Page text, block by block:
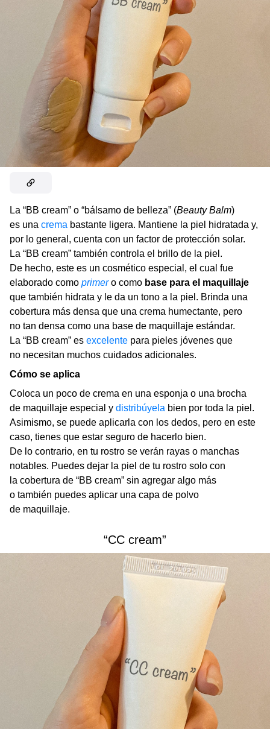
La “BB cream” o “bálsamo de belleza” (Beauty Balm)
es una crema bastante ligera. Mantiene la piel hidratada y,
por lo general, cuenta con un factor de protección solar.
La “BB cream” también controla el brillo de la piel.
De hecho, este es un cosmético especial, el cual fue
elaborado como primero como base para el maquillaje
que también hidrata y le da un tono a la piel. Brinda una
cobertura más densa que una crema humectante, pero
no tan densa como una base de maquillaje estándar.
La “BB cream” es excelente para pieles jóvenes que
no necesitan muchos cuidados adicionales.
Cómo se aplica
Coloca un poco de crema en una esponja o una brocha
de maquillaje especial y distribúyela bien por toda la piel.
Asimismo, se puede aplicarla con los dedos, pero en este
caso, tienes que estar seguro de hacerlo bien.
De lo contrario, en tu rostro se verán rayas o manchas
notables. Puedes dejar la piel de tu rostro solo con
la cobertura de “BB cream” sin agregar algo más
o también puedes aplicar una capa de polvo
de maquillaje.
“СС cream”